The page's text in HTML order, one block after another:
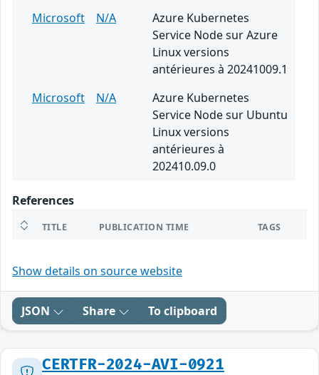
Microsoft N/A
Azure Kubernetes
Service Node sur Azure
Linux versions
antérieures à 20241009.1
Microsoft
N/A
Azure Kubernetes
Service Node sur Ubuntu
Linux versions
antérieures à
202410.09.0
References
TITLE PUBLICATION TIME TAGS
Show details on source website
JSON Share To clipboard
CERTFR-2024-AVI-0921